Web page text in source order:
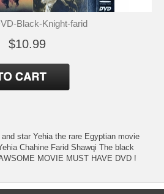
Black-Knight-farid
$10.99
Chahine Farid Shawqi The black
MOVIE MUST HAVE DVD !